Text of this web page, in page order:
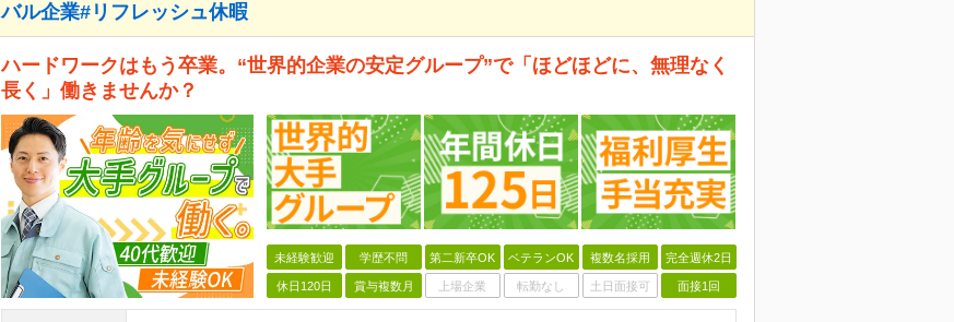
バル企業#リフレッシュ休暇
ハードワークはもう卒業。“世界的企業の安定グループ”で「ほどほどに、無理なく
長く」働きませんか？
未経験歓迎 学歴不問 第二新卒OK ベテランOK 複数名採用 完全週休2日
休日120日 賞与複数月 上場企業 転勤なし 土日面接可 面接1回